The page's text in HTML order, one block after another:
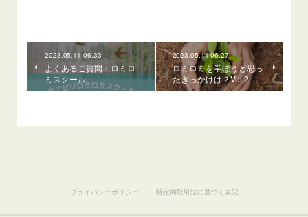
2023.05.11 06:33
よくあるご質問・ロミロ
ミスクール
2023.05.11 06:27
ロミロミを学ぼうと思っ
たきっかけは？Vol.2
プライバシーポリシー 特定商取引法に基づく表記